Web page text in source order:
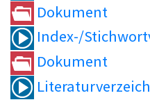
Dokument
Index-/
Dokument